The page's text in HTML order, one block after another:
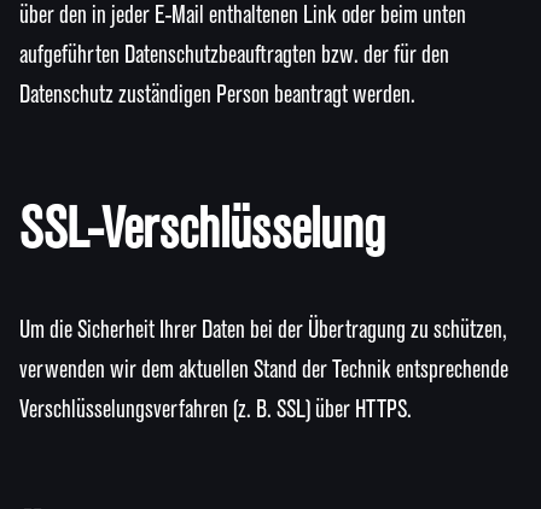
über den in jeder E-Mail enthaltenen Link oder beim unten
aufgeführten Datenschutzbeauftragten bzw. der für den
Datenschutz zuständigen Person beantragt werden.
SSL-Verschlüsselung
Um die Sicherheit Ihrer Daten bei der Übertragung zu schützen,
verwenden wir dem aktuellen Stand der Technik entsprechende
Verschlüsselungsverfahren (z. B. SSL) über HTTPS.